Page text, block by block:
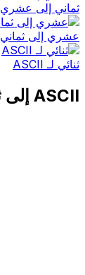
ثماني إلى عشري
عشري إلى ثماني
ثنائي لـ ASCII
ASCII إلى ثنائي